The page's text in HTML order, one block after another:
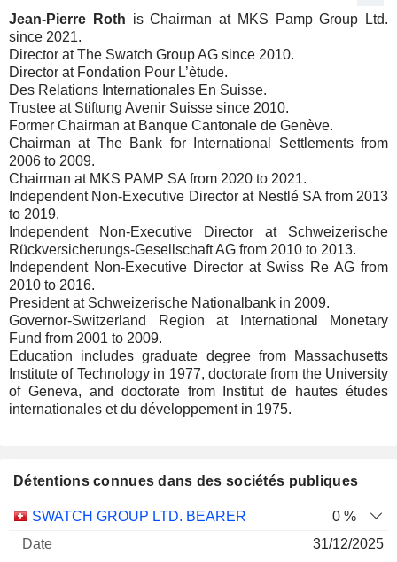
Jean-Pierre Roth is Chairman at MKS Pamp Group Ltd.
since 2021.
Director at The Swatch Group AG since 2010.
Director at Fondation Pour L’ètude.
Des Relations Internationales En Suisse.
Trustee at Stiftung Avenir Suisse since 2010.
Former Chairman at Banque Cantonale de Genève.
Chairman at The Bank for International Settlements from
2006 to 2009.
Chairman at MKS PAMP SA from 2020 to 2021.
Independent Non-Executive Director at Nestlé SA from 2013
to 2019.
Independent Non-Executive Director at Schweizerische
Rückversicherungs-Gesellschaft AG from 2010 to 2013.
Independent Non-Executive Director at Swiss Re AG from
2010 to 2016.
President at Schweizerische Nationalbank in 2009.
Governor-Switzerland Region at International Monetary
Fund from 2001 to 2009.
Education includes graduate degree from Massachusetts
Institute of Technology in 1977, doctorate from the University
of Geneva, and doctorate from Institut de hautes études
internationales et du développement in 1975.
Détentions connues dans des sociétés publiques
Nombre
SWATCH GROUP LTD. BEARER
0 %
31/12/2025